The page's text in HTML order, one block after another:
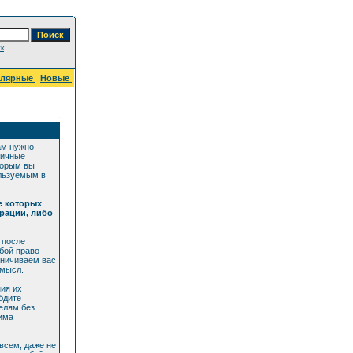
Новые
нужно
вы
в
которых
либо
право
вас
их
без
даже не